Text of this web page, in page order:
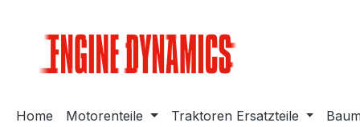
Home Motorenteile Traktoren Ersatzteile